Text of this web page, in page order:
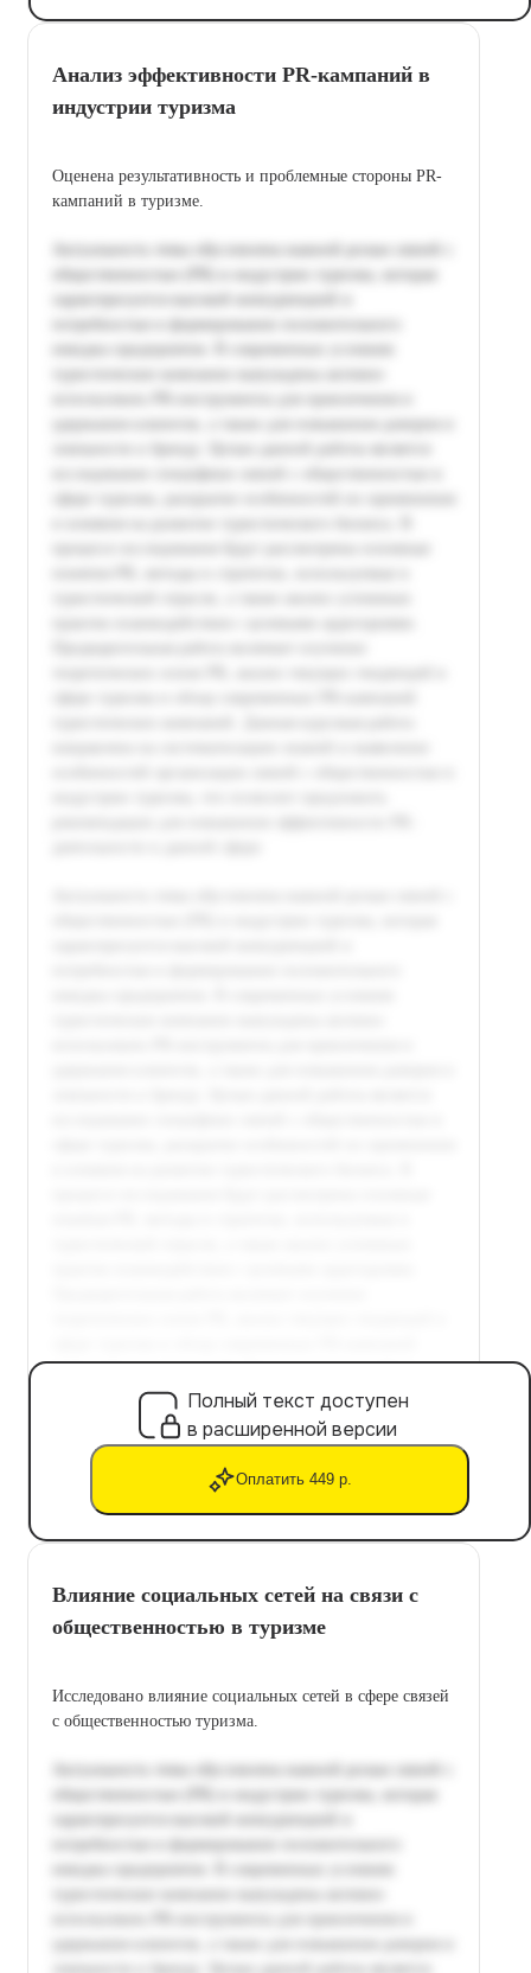
Анализ эффективности PR-кампаний в
индустрии туризма
Оценена результативность и проблемные стороны PR-
кампаний в туризме.
Полный текст доступен
в расширенной версии
Оплатить 449 р.
Влияние социальных сетей на связи с
общественностью в туризме
Исследовано влияние социальных сетей в сфере связей
с общественностью туризма.